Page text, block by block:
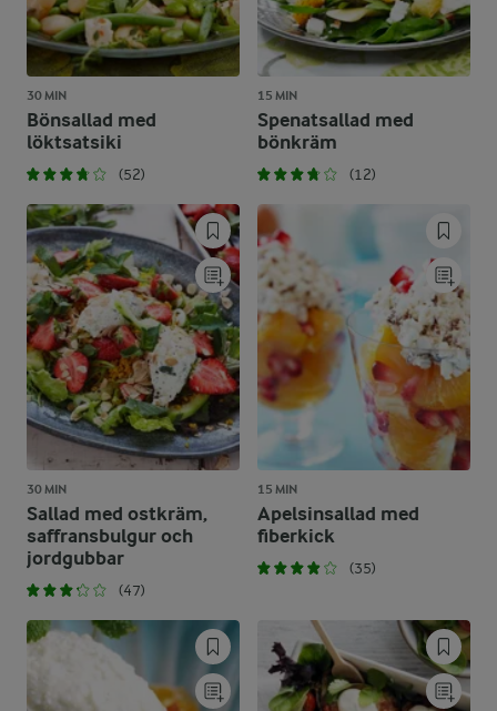
30 MIN
Bönsallad med
löktsatsiki
(52)
15 MIN
Spenatsallad med
bönkräm
(12)
30 MIN
Sallad med ostkräm,
saffransbulgur och
jordgubbar
(47)
15 MIN
Apelsinsallad med
fiberkick
(35)